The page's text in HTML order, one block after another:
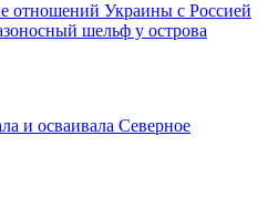
отношений Украины с Россией
шельф у острова
и осваивала Северное